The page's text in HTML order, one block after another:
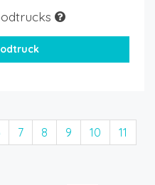
7 8 9 10
11